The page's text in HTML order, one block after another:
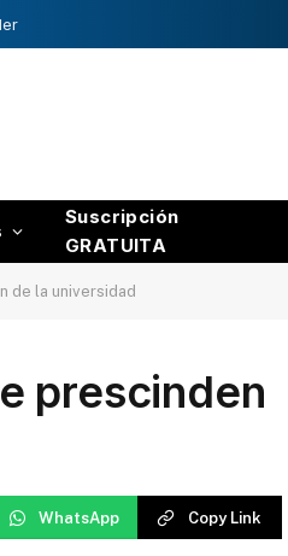
Suscripción
GRATUITA
de la universidad
prescinden
WhatsApp Copy Link